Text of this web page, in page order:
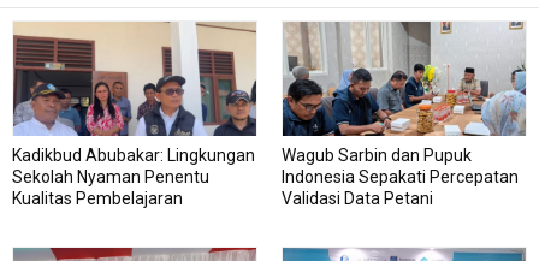
Kadikbud Abubakar: Lingkungan
Sekolah Nyaman Penentu
Kualitas Pembelajaran
Wagub Sarbin dan Pupuk
Indonesia Sepakati Percepatan
Validasi Data Petani